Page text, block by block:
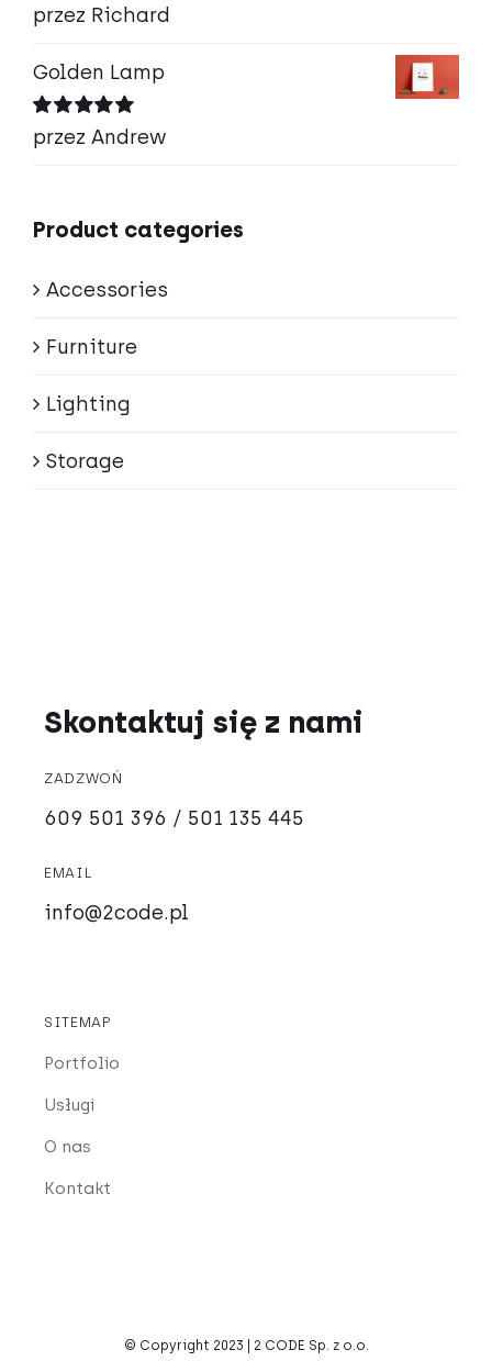
Oceniono5
na 5
przez Richard
Golden Lamp
Oceniono5
na 5
przez Andrew
Product categories
Accessories
Furniture
Lighting
Storage
Skontaktuj się z nami
ZADZWOŃ
609 501 396 / 501 135 445
EMAIL
info@2code.pl
SITEMAP
Portfolio
Usługi
O nas
Kontakt
© Copyright 2023 | 2 CODE Sp. z o.o.